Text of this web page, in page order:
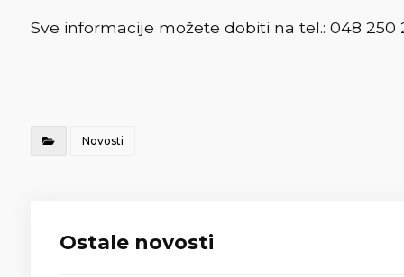
Sve informacije možete dobiti na tel.: 048 250
Novosti
Ostale novosti